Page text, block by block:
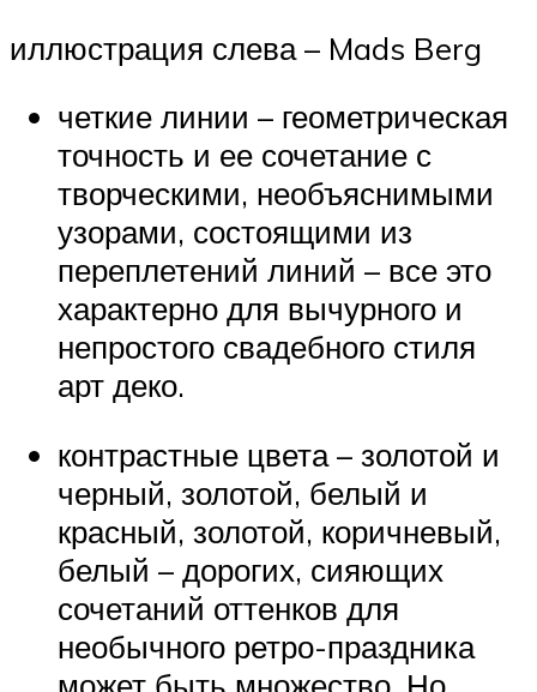
иллюстрация слева – Mads Berg
четкие линии – геометрическая
точность и ее сочетание с
творческими, необъяснимыми
узорами, состоящими из
переплетений линий – все это
характерно для вычурного и
непростого свадебного стиля
арт деко.
контрастные цвета – золотой и
черный, золотой, белый и
красный, золотой, коричневый,
белый – дорогих, сияющих
сочетаний оттенков для
необычного ретро-праздника